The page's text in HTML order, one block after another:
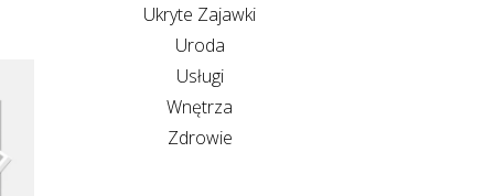
Ukryte Zajawki
Uroda
Usługi
Wnętrza
Zdrowie